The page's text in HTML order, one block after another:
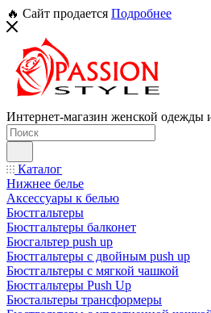
🔥 Сайт продается Подробнее
Интернет-магазин женской одежды
Каталог
Нижнее белье
Аксессуары к белью
Бюстгальтеры
Бюстгальтеры балконет
Бюсгальтер push up
Бюстгальтеры с двойным push up
Бюстгальтеры с мягкой чашкой
Бюстгальтеры Push Up
Бюстальтеры трансформеры